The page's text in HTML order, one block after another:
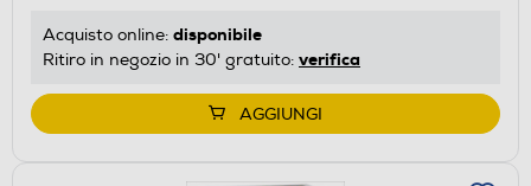
Acquisto online: disponibile
Ritiro in negozio in 30' gratuito: verifica
AGGIUNGI